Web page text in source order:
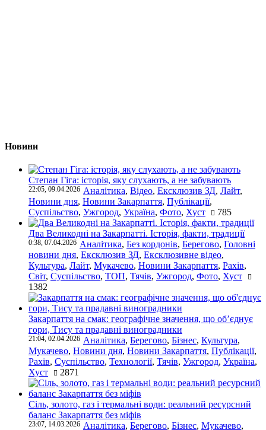
Новини
Степан Гіга: історія, яку слухають, а не забувають
22:05, 09.04.2026 Аналітика, Відео, Ексклюзив ЗД, Лайт,
Новини дня, Новини Закарпаття, Публікації,
Суспільство, Ужгород, Україна, Фото, Хуст 785
Два Великодні на Закарпатті. Історія, факти, традиції
0:38, 07.04.2026 Аналітика, Без кордонів, Берегово, Головні
новини дня, Ексклюзив ЗД, Ексклюзивне відео,
Культура, Лайт, Мукачево, Новини Закарпаття, Рахів,
Світ, Суспільство, ТОП, Тячів, Ужгород, Фото, Хуст
1382
Закарпаття на смак: географічне значення, що об’єднує
гори, Тису та прадавні виноградники
21:04, 02.04.2026 Аналітика, Берегово, Бізнес, Культура,
Мукачево, Новини дня, Новини Закарпаття, Публікації,
Рахів, Суспільство, Технології, Тячів, Ужгород, Україна,
Хуст
2871
Сіль, золото, газ і термальні води: реальний ресурсний
баланс Закарпаття без міфів
23:07, 14.03.2026 Аналітика, Берегово, Бізнес, Мукачево,